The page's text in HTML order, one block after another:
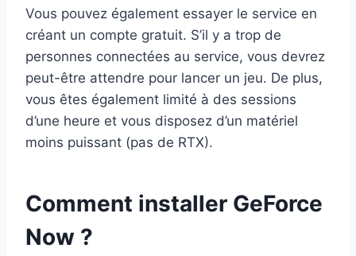
Vous pouvez également essayer le service en
créant un compte gratuit. S’il y a trop de
personnes connectées au service, vous devrez
peut-être attendre pour lancer un jeu. De plus,
vous êtes également limité à des sessions
d’une heure et vous disposez d’un matériel
moins puissant (pas de RTX).
Comment installer GeForce
Now ?